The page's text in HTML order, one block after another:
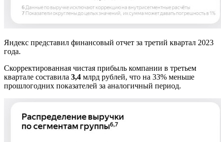
Яндекс представил финансовый отчет за третий квартал 2023
года.
Скорректированная чистая прибыль компании в третьем
квартале составила 3,4 млрд рублей, что на 33% меньше
прошлогодних показателей за аналогичный период.